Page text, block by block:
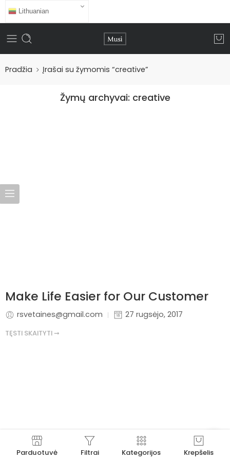
Lithuanian
Pradžia Įrašai su žymomis “creative”
Žymų archyvai: creative
Make Life Easier for Our Customer
rsvetaines@gmail.com 27 rugsėjo, 2017
TĘSTI SKAITYTI ➞
Parduotuvė Filtrai Kategorijos Krepšelis